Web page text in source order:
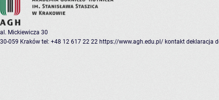
al. Mickiewicza 30
30-059 Kraków tel: +48 12 617 22 22 https://www.agh.edu.pl/ kontakt deklaracja